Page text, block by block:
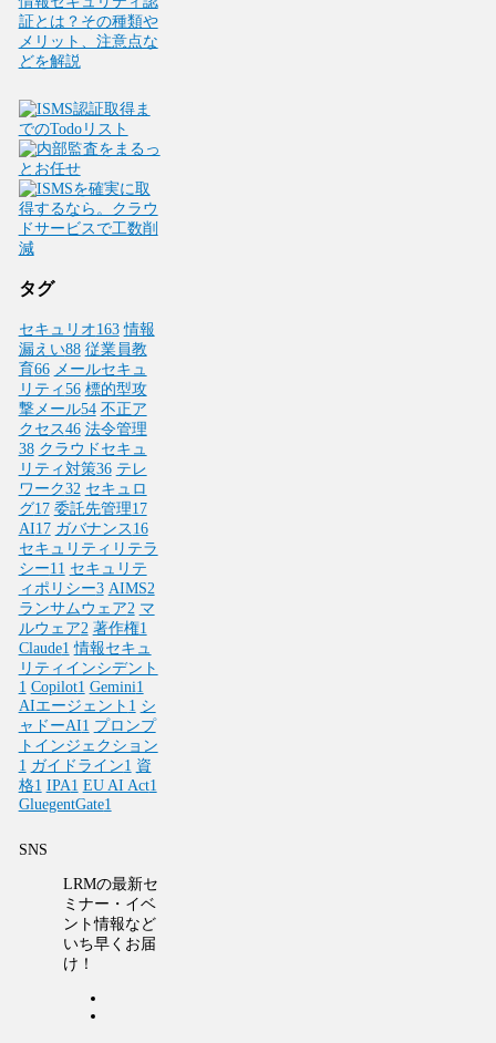
証とは？その種類や
メリット、注意点な
どを解説
タグ
セキュリオ163 情報
漏えい88 従業員教
育66 メールセキュ
リティ 56 標的型攻
撃メール54 不正ア
クセス46 法令管理
38 クラウドセキュ
リティ対策36 テレ
ワーク32 セキュロ
グ17 委託先管理17
AI17 ガバナンス 16
セキュリティリテラ
シー11 セキュリテ
ィポリシー3 AIMS2
ランサムウェア2 マ
ルウェア2 著作権1
Claude1 情報セキュ
リティインシデント
1 Copilot1 Gemini1
AIエージェント 1 シ
ャドーAI1 プロンプ
トインジェクション
1 ガイドライン1 資
格1 IPA1 EU AI Act1
GluegentGate1
SNS
LRMの最新セ
ミナー・イベ
ント情報など
いち早くお届
け！